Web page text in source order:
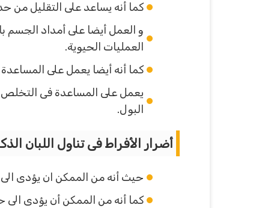
كما أنه يساعد على التقليل من
و العمل أيضا على أمداد الجسم
العمليات الحيوية.
كما أنه أيضا يعمل على
يعمل على المساعدة فى التخلص
البول.
أضرار الأفراط فى تناول اللبان
حيث أنه من الممكن ان يؤدى
كما أنه من الممكن أن يؤدى الى